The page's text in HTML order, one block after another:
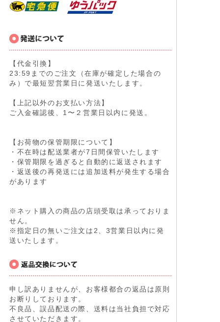
【代金引換】
23:59までのご注文（在庫が確定した場合の
み）で最短翌営業日に発送いたします。
【上記以外のお支払い方法】
ご入金確認後、1〜２営業日以内に発送。
【お荷物の保管期限について】
・不在時は配送業者が7日間保管いたします
・保管期限を過ぎると自動的に返送されます
・返送後の再発送には追加送料が発生する場合
があります
※ネット購入の商品の店頭受取は承っておりま
せん。
※指定日の無いご注文は2、3営業日以内に発
送いたします。
申し訳ありませんが、お客様都合の返品は原則
お断りしております。
不良品、誤品配送の際、送料は当社負担で対応
させていただきます。